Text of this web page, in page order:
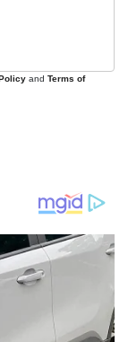
and Terms of